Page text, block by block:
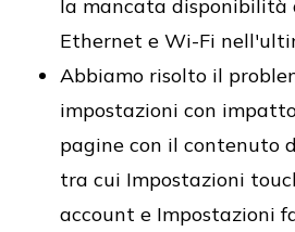
la mancata disponibilità
Ethernet e Wi-Fi
Abbiamo risolto il
impostazioni con
pagine con il contenuto
tra cui Impostazioni
account e Impostazioni